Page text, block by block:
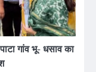
गांव भू- धसाव का